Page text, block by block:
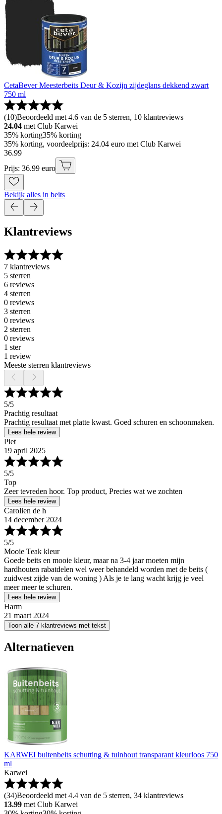
CetaBever Meesterbeits Deur & Kozijn zijdeglans dekkend zwart
750 ml
(10)Beoordeeld met 4.6 van de 5 sterren, 10 klantreviews
24.04 met Club Karwei
35% korting35% korting
35% korting, voordeelprijs: 24.04 euro met Club Karwei
36.99
Prijs: 36.99 euro
Bekijk alles in beits
Klantreviews
7 klantreviews
5 sterren
6 reviews
4 sterren
0 reviews
3 sterren
0 reviews
2 sterren
0 reviews
1 ster
1 review
Meeste sterren klantreviews
5/5
Prachtig resultaat
Prachtig resultaat met platte kwast. Goed schuren en schoonmaken.
Lees hele review
Piet
19 april 2025
5/5
Top
Zeer tevreden hoor. Top product, Precies wat we zochten
Lees hele review
Carolien de h
14 december 2024
5/5
Mooie Teak kleur
Goede beits en mooie kleur, maar na 3-4 jaar moeten mijn
hardhouten rabatdelen wel weer behandeld worden met de beits (
zuidwest zijde van de woning ) Als je te lang wacht krijg je veel
meer meer te schuren.
Lees hele review
Harm
21 maart 2024
Toon alle 7 klantreviews met tekst
Alternatieven
KARWEI buitenbeits schutting & tuinhout transparant kleurloos 750
ml
Karwei
(34)Beoordeeld met 4.4 van de 5 sterren, 34 klantreviews
13.99 met Club Karwei